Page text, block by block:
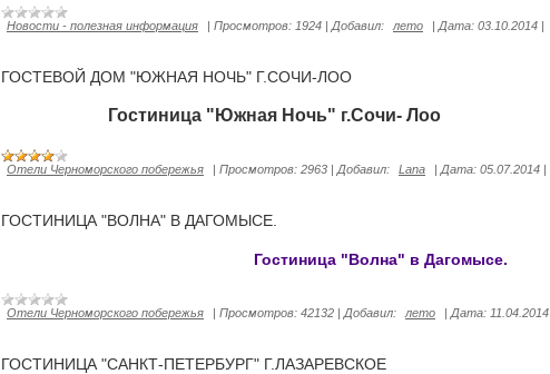
Новости - полезная информация | Просмотров: 1924 | Добавил: лето | Дата: 03.10.2014 |
ГОСТЕВОЙ ДОМ "ЮЖНАЯ НОЧЬ" Г.СОЧИ-ЛОО
Гостиница "Южная Ночь" г.Сочи- Лоо
Отели Черноморского побережья | Просмотров: 2963 | Добавил: Lana | Дата: 05.07.2014 |
ГОСТИНИЦА "ВОЛНА" В ДАГОМЫСЕ.
Гостиница "Волна" в Дагомысе.
Отели Черноморского побережья | Просмотров: 42132 | Добавил: лето | Дата: 11.04.2014
ГОСТИНИЦА "САНКТ-ПЕТЕРБУРГ" Г.ЛАЗАРЕВСКОЕ